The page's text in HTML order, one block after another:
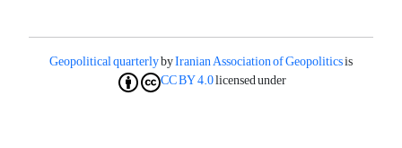
Geopolitical quarterlybyIranian Association of Geopoliticsis
licensed under
CC BY 4.0